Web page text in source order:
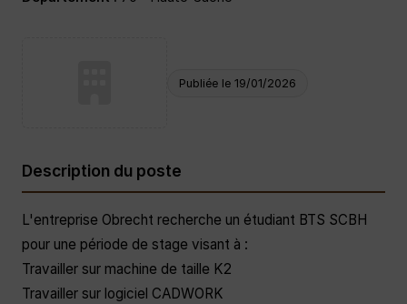
Publiée le 19/01/2026
Description du poste
L'entreprise Obrecht recherche un étudiant BTS SCBH
pour une période de stage visant à :
Travailler sur machine de taille K2
Travailler sur logiciel CADWORK